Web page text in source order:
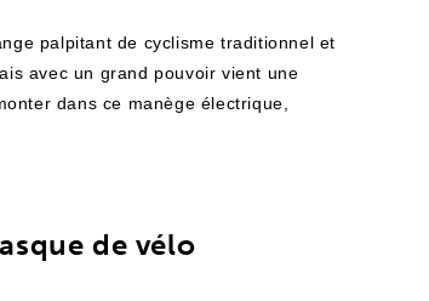
palpitant de cyclisme traditionnel et
avec un grand pouvoir vient une
dans ce manège électrique,
de vélo